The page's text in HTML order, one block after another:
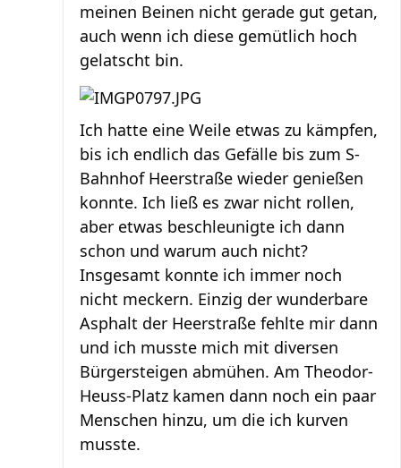
meinen Beinen nicht gerade gut getan,
auch wenn ich diese gemütlich hoch
gelatscht bin.
Ich hatte eine Weile etwas zu kämpfen,
bis ich endlich das Gefälle bis zum S-
Bahnhof Heerstraße wieder genießen
konnte. Ich ließ es zwar nicht rollen,
aber etwas beschleunigte ich dann
schon und warum auch nicht?
Insgesamt konnte ich immer noch
nicht meckern. Einzig der wunderbare
Asphalt der Heerstraße fehlte mir dann
und ich musste mich mit diversen
Bürgersteigen abmühen. Am Theodor-
Heuss-Platz kamen dann noch ein paar
Menschen hinzu, um die ich kurven
musste.